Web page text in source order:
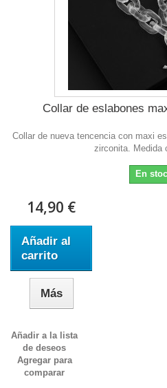
Collar de eslabones
Collar de nueva tencencia con maxi
zirconita. Medida
En
14,90 €
Añadir al
carrito
Más
Añadir a la lista
de deseos
Agregar para
comparar